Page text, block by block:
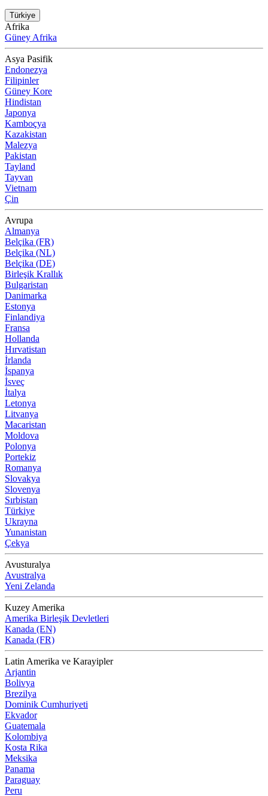
Türkiye
Afrika
Güney Afrika
Asya Pasifik
Endonezya
Filipinler
Güney Kore
Hindistan
Japonya
Kamboçya
Kazakistan
Malezya
Pakistan
Tayland
Tayvan
Vietnam
Çin
Avrupa
Almanya
Belçika (FR)
Belçika (NL)
Belçika (DE)
Birleşik Krallık
Bulgaristan
Danimarka
Estonya
Finlandiya
Fransa
Hollanda
Hırvatistan
İrlanda
İspanya
İsveç
İtalya
Letonya
Litvanya
Macaristan
Moldova
Polonya
Portekiz
Romanya
Slovakya
Slovenya
Sırbistan
Türkiye
Ukrayna
Yunanistan
Çekya
Avusturalya
Avustralya
Yeni Zelanda
Kuzey Amerika
Amerika Birleşik Devletleri
Kanada (EN)
Kanada (FR)
Latin Amerika ve Karayipler
Arjantin
Bolivya
Brezilya
Dominik Cumhuriyeti
Ekvador
Guatemala
Kolombiya
Kosta Rika
Meksika
Panama
Paraguay
Peru